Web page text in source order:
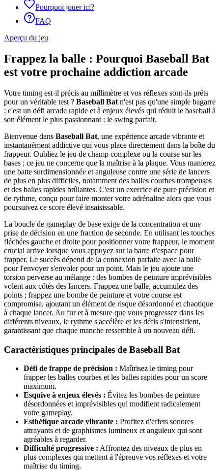
Pourquoi jouer ici?
FAQ
Aperçu du jeu
Frappez la balle : Pourquoi Baseball Bat
est votre prochaine addiction arcade
Votre timing est-il précis au millimètre et vos réflexes sont-ils prêts
pour un véritable test ? Baseball Bat n'est pas qu'une simple bagarre
; c'est un défi arcade rapide et à enjeux élevés qui réduit le baseball à
son élément le plus passionnant : le swing parfait.
Bienvenue dans Baseball Bat, une expérience arcade vibrante et
instantanément addictive qui vous place directement dans la boîte du
frappeur. Oubliez le jeu de champ complexe ou la course sur les
bases ; ce jeu ne concerne que la maîtrise à la plaque. Vous manierez
une batte surdimensionnée et anguleuse contre une série de lancers
de plus en plus difficiles, notamment des balles courbes trompeuses
et des balles rapides brûlantes. C'est un exercice de pure précision et
de rythme, conçu pour faire monter votre adrénaline alors que vous
poursuivez ce score élevé insaisissable.
La boucle de gameplay de base exige de la concentration et une
prise de décision en une fraction de seconde. En utilisant les touches
fléchées gauche et droite pour positionner votre frappeur, le moment
crucial arrive lorsque vous appuyez sur la barre d'espace pour
frapper. Le succès dépend de la connexion parfaite avec la balle
pour l'envoyer s'envoler pour un point. Mais le jeu ajoute une
torsion perverse au mélange : des bombes de peinture imprévisibles
volent aux côtés des lancers. Frappez une balle, accumulez des
points ; frappez une bombe de peinture et votre course est
compromise, ajoutant un élément de risque désordonné et chaotique
à chaque lancer. Au fur et à mesure que vous progressez dans les
différents niveaux, le rythme s'accélère et les défis s'intensifient,
garantissant que chaque manche ressemble à un nouveau défi.
Caractéristiques principales de Baseball Bat
Défi de frappe de précision : Maîtrisez le timing pour
frapper les balles courbes et les balles rapides pour un score
maximum.
Esquive à enjeux élevés : Évitez les bombes de peinture
désordonnées et imprévisibles qui modifient radicalement
votre gameplay.
Esthétique arcade vibrante : Profitez d'effets sonores
attrayants et de graphismes lumineux et anguleux qui sont
agréables à regarder.
Difficulté progressive : Affrontez des niveaux de plus en
plus complexes qui mettent à l'épreuve vos réflexes et votre
maîtrise du timing.